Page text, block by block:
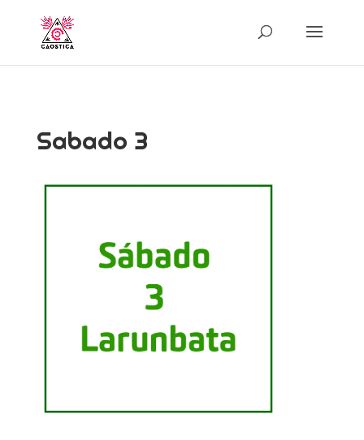
Sabado 3